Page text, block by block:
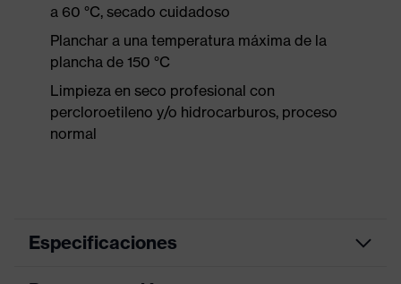
a 60 °C, secado cuidadoso
Planchar a una temperatura máxima de la
plancha de 150 °C
Limpieza en seco profesional con
percloroetileno y/o hidrocarburos, proceso
normal
Especificaciones